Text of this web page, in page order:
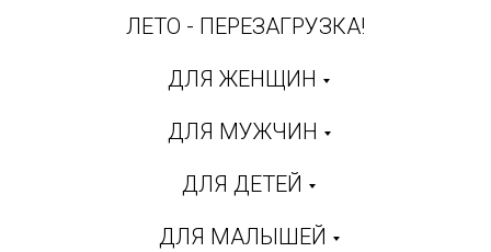
ЛЕТО - ПЕРЕЗАГРУЗКА!
ДЛЯ ЖЕНЩИН
ДЛЯ МУЖЧИН
ДЛЯ ДЕТЕЙ
ДЛЯ МАЛЫШЕЙ